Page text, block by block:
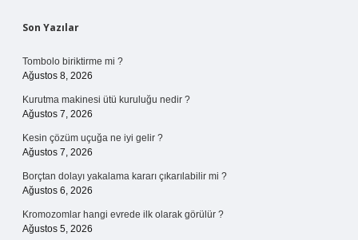
Sidebar
Son Yazılar
Tombolo biriktirme mi ?
Ağustos 8, 2026
Kurutma makinesi ütü kuruluğu nedir ?
Ağustos 7, 2026
Kesin çözüm uçuğa ne iyi gelir ?
Ağustos 7, 2026
Borçtan dolayı yakalama kararı çıkarılabilir mi ?
Ağustos 6, 2026
Kromozomlar hangi evrede ilk olarak görülür ?
Ağustos 5, 2026